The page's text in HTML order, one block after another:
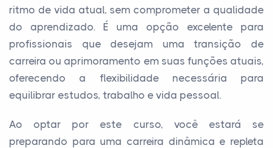
ritmo de vida atual, sem comprometer a qualidade
do aprendizado. É uma opção excelente para
profissionais que desejam uma transição de
carreira ou aprimoramento em suas funções atuais,
oferecendo a flexibilidade necessária para
equilibrar estudos, trabalho e vida pessoal.
Ao optar por este curso, você estará se
preparando para uma carreira dinâmica e repleta